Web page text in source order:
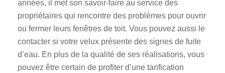
années, il met son savoir-faire au service des
propriétaires qui rencontre des problèmes pour ouvrir
ou fermer leurs fenêtres de toit. Vous pouvez aussi le
contacter si votre velux présente des signes de fuite
d’eau. En plus de la qualité de ses réalisations, vous
pouvez être certain de profiter d’une tarification